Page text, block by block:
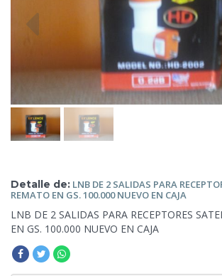
Detalle de: LNB DE 2 SALIDAS PARA
REMATO EN GS. 100.000 NUEVO EN CAJA
LNB DE 2 SALIDAS PARA RECEPTORES
EN GS. 100.000 NUEVO EN CAJA